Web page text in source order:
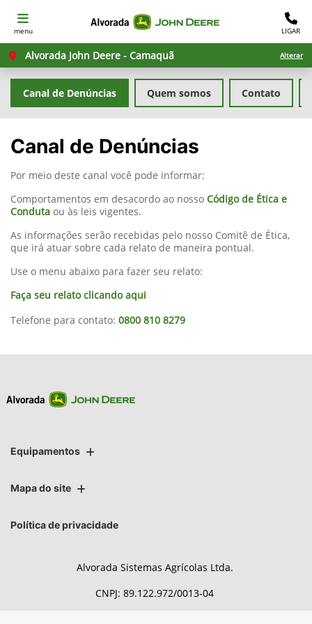
menu LIGAR
Alvorada John Deere - Camaquã Alterar
Quem somos Contato
Canal de Denúncias
Canal de Denúncias
Por meio deste canal você pode informar:
Comportamentos em desacordo ao nosso Código de Ética e
Conduta ou às leis vigentes.
As informações serão recebidas pelo nosso Comitê de Ética,
que irá atuar sobre cada relato de maneira pontual.
Use o menu abaixo para fazer seu relato:
Faça seu relato clicando aqui
Telefone para contato: 0800 810 8279
Equipamentos
Mapa do site
Política de privacidade
Alvorada Sistemas Agrícolas Ltda.
CNPJ: 89.122.972/0013-04